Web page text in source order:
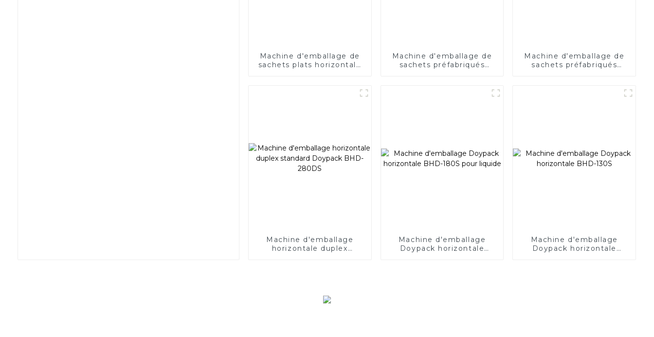
Machine d'emballage de
sachets plats horizontale
Machine d'emballage de
sachets préfabriqués
Machine d'emballage de
sachets préfabriqués
Machine d'emballage
horizontale duplex
Machine d'emballage
Doypack horizontale
Machine d'emballage
Doypack horizontale